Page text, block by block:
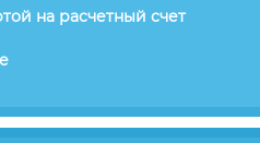
на расчетный счет